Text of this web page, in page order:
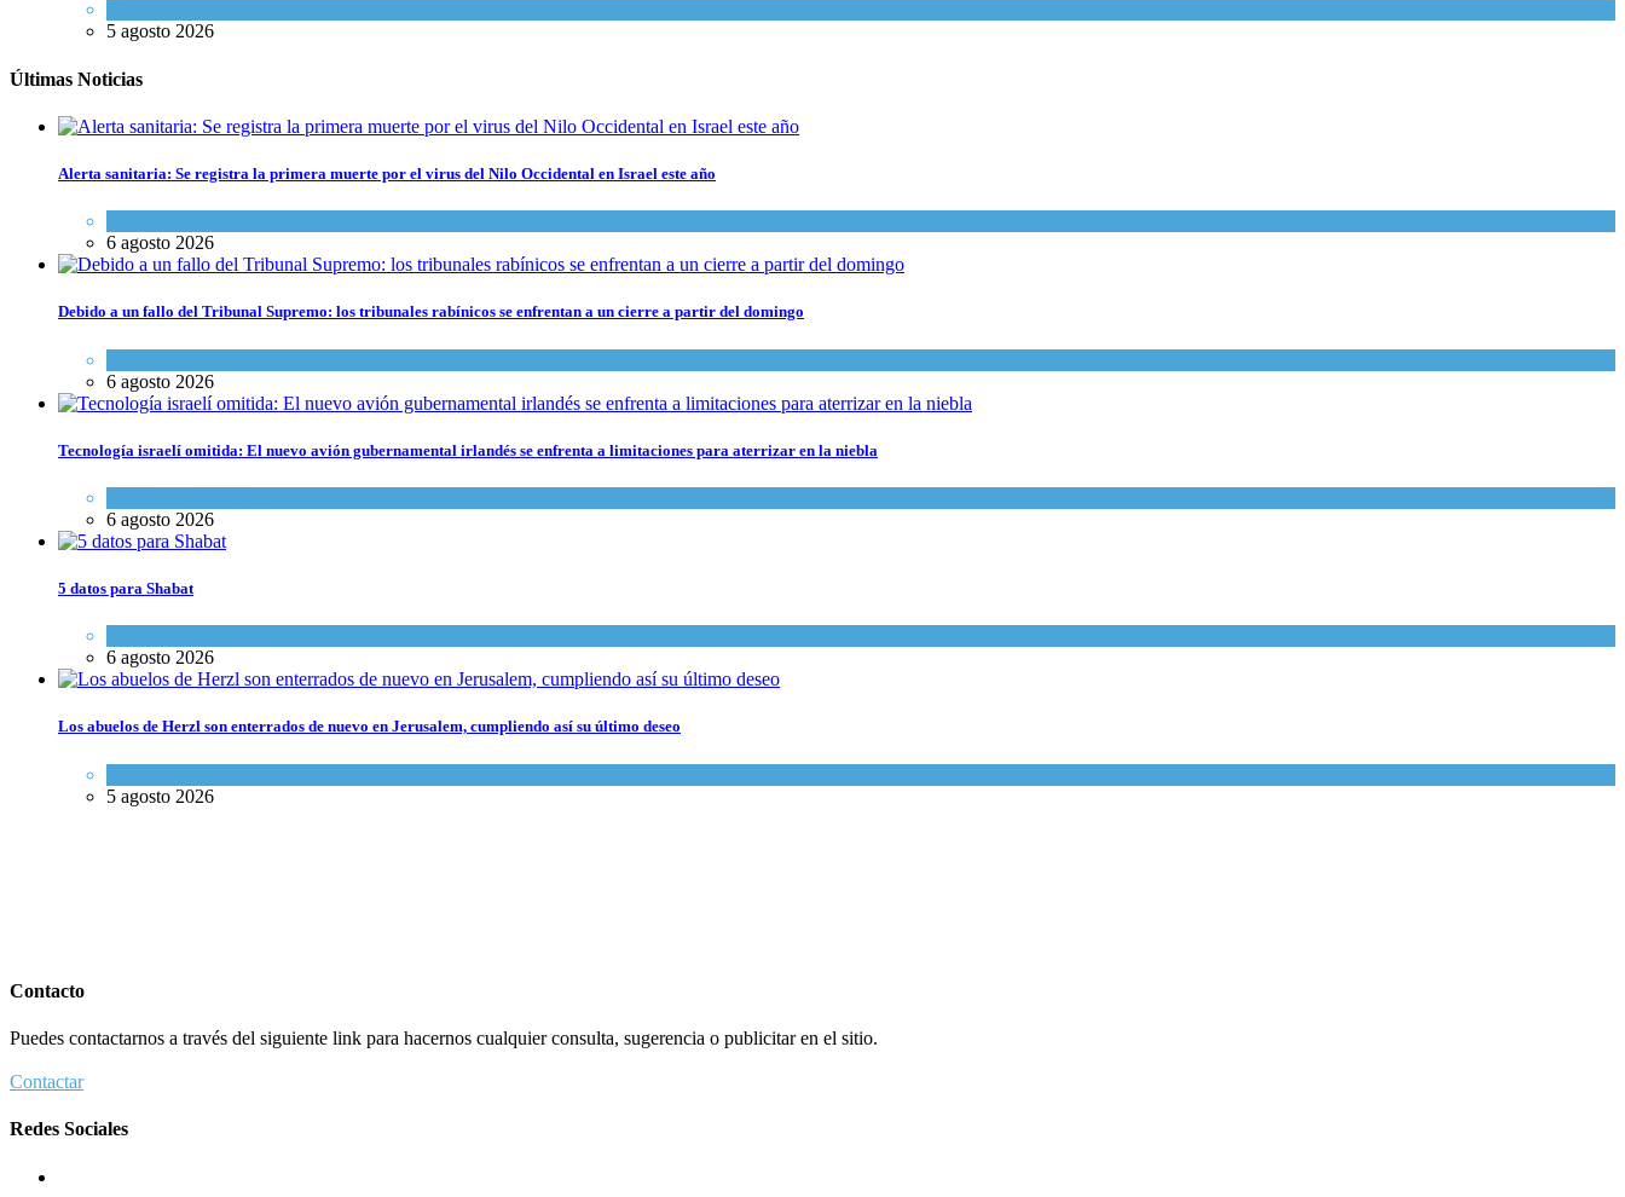
5 agosto 2026
Últimas Noticias
Alerta sanitaria: Se registra la primera muerte por el virus del Nilo Occidental en Israel este año
6 agosto 2026
Debido a un fallo del Tribunal Supremo: los tribunales rabínicos se enfrentan a un cierre a partir del domingo
6 agosto 2026
Tecnología israelí omitida: El nuevo avión gubernamental irlandés se enfrenta a limitaciones para aterrizar en la niebla
6 agosto 2026
5 datos para Shabat
6 agosto 2026
Los abuelos de Herzl son enterrados de nuevo en Jerusalem, cumpliendo así su último deseo
5 agosto 2026
Contacto
Puedes contactarnos a través del siguiente link para hacernos cualquier consulta, sugerencia o publicitar en el sitio.
Contactar
Redes Sociales